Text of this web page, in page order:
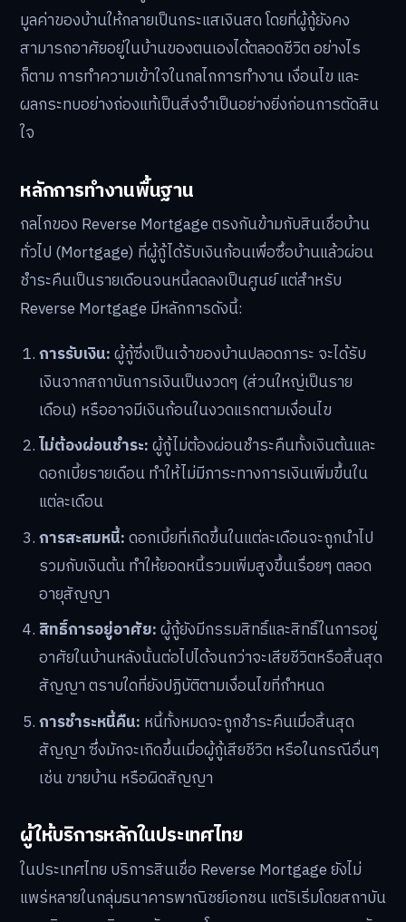
มูลค่าของบ้านให้กลายเป็นกระแสเงินสด โดยที่ผู้กู้ยังคง
สามารถอาศัยอยู่ในบ้านของตนเองได้ตลอดชีวิต อย่างไร
ก็ตาม การทำความเข้าใจในกลไกการทำงาน เงื่อนไข และ
ผลกระทบอย่างถ่องแท้เป็นสิ่งจำเป็นอย่างยิ่งก่อนการตัดสิน
ใจ
หลักการทำงานพื้นฐาน
กลไกของ Reverse Mortgage ตรงกันข้ามกับสินเชื่อบ้าน
ทั่วไป (Mortgage) ที่ผู้กู้ได้รับเงินก้อนเพื่อซื้อบ้านแล้วผ่อน
ชำระคืนเป็นรายเดือนจนหนี้ลดลงเป็นศูนย์ แต่สำหรับ
Reverse Mortgage มีหลักการดังนี้:
การรับเงิน:ผู้กู้ซึ่งเป็นเจ้าของบ้านปลอดภาระ จะได้รับ
เงินจากสถาบันการเงินเป็นงวดๆ (ส่วนใหญ่เป็นราย
เดือน) หรืออาจมีเงินก้อนในงวดแรกตามเงื่อนไข
ไม่ต้องผ่อนชำระ:ผู้กู้ไม่ต้องผ่อนชำระคืนทั้งเงินต้นและ
ดอกเบี้ยรายเดือน ทำให้ไม่มีภาระทางการเงินเพิ่มขึ้นใน
แต่ละเดือน
การสะสมหนี้:ดอกเบี้ยที่เกิดขึ้นในแต่ละเดือนจะถูกนำไป
รวมกับเงินต้น ทำให้ยอดหนี้รวมเพิ่มสูงขึ้นเรื่อยๆ ตลอด
อายุสัญญา
สิทธิ์การอยู่อาศัย:ผู้กู้ยังมีกรรมสิทธิ์และสิทธิ์ในการอยู่
อาศัยในบ้านหลังนั้นต่อไปได้จนกว่าจะเสียชีวิตหรือสิ้นสุด
สัญญา ตราบใดที่ยังปฏิบัติตามเงื่อนไขที่กำหนด
การชำระหนี้คืน: หนี้ทั้งหมดจะถูกชำระคืนเมื่อสิ้นสุด
สัญญา ซึ่งมักจะเกิดขึ้นเมื่อผู้กู้เสียชีวิต หรือในกรณีอื่นๆ
เช่น ขายบ้าน หรือผิดสัญญา
ผู้ให้บริการหลักในประเทศไทย
ในประเทศไทย บริการสินเชื่อ Reverse Mortgage ยังไม่
แพร่หลายในกลุ่มธนาคารพาณิชย์เอกชน แต่ริเริ่มโดยสถาบัน